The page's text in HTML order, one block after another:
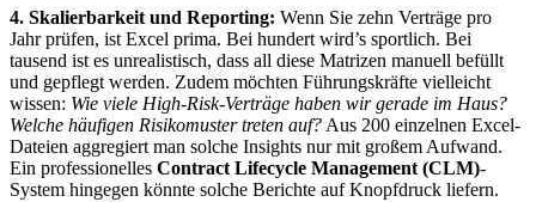
4. Skalierbarkeit und Reporting: Wenn Sie zehn Verträge pro
Jahr prüfen, ist Excel prima. Bei hundert wird’s sportlich. Bei
tausend ist es unrealistisch, dass all diese Matrizen manuell befüllt
und gepflegt werden. Zudem möchten Führungskräfte vielleicht
wissen: Wie viele High-Risk-Verträge haben wir gerade im Haus?
Welche häufigen Risikomuster treten auf? Aus 200 einzelnen Excel-
Dateien aggregiert man solche Insights nur mit großem Aufwand.
Ein professionelles Contract Lifecycle Management (CLM)-
System hingegen könnte solche Berichte auf Knopfdruck liefern.